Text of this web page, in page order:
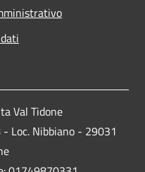
Val Tidone
- Loc. Nibbiano - 29031